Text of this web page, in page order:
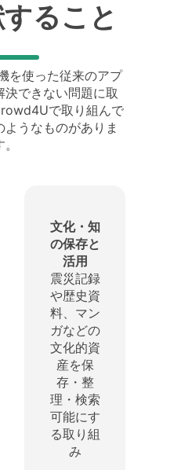
ること
を使った従来のアプ
決できない問題に取
で取り組んで
うなものがありま
文化・知
の保存と
活用
震災記録
や歴史資
料、マン
ガなどの
文化的資
産を保
存・整
理・検索
可能にす
る取り組
み